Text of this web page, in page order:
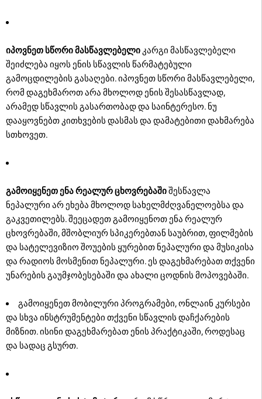
იპოვნეთ სწორი მასწავლებელი კარგი მასწავლებელი
შეიძლება იყოს ენის სწავლის წარმატებული
გამოცდილების გასაღები. იპოვნეთ სწორი მასწავლებელი,
რომ დაგეხმაროთ არა მხოლოდ ენის შესასწავლად,
არამედ სწავლის გასართობად და საინტერესო. ნუ
დააყოვნებთ კითხვების დასმას და დამატებითი დახმარება
სთხოვეთ.
გამოიყენეთ ენა რეალურ ცხოვრებაშიშესწავლა
ნეპალური არ ეხება მხოლოდ სახელმძღვანელოებსა და
გაკვეთილებს. შეეცადეთ გამოიყენოთ ენა რეალურ
ცხოვრებაში, მშობლიურ სპიკერებთან საუბრით, ფილმების
და სატელევიზიო შოუების ყურებით ნეპალური და მუსიკისა
და რადიოს მოსმენით ნეპალური. ეს დაგეხმარებათ თქვენი
უნარების გაუმჯობესებაში და ახალი ცოდნის მოპოვებაში.
გამოიყენეთ მობილური პროგრამები, ონლაინ კურსები
და სხვა ინსტრუმენტები თქვენი სწავლის დაჩქარების
მიზნით. ისინი დაგეხმარებათ ენის პრაქტიკაში, როდესაც
და სადაც გსურთ.